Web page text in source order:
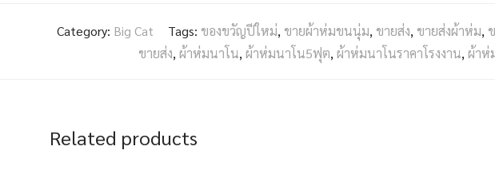
Category: Big Cat Tags: ของขวัญปีใหม่, ขายผ้าห่มขนนุ่ม, ขายส่ง, ขายส่งผ้าห่ม,
ขายส่ง, ผ้าห่มนาโน, ผ้าห่มนาโน5ฟุต, ผ้าห่มนาโนราคาโรงงาน, ผ้าห่
Related products